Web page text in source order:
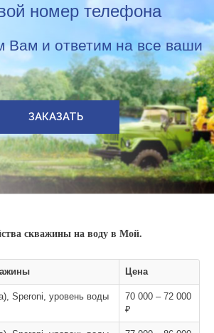
номер телефона
Вам и ответим на все ваши
ЗАКАЗАТЬ
скважины на воду в Мой.
Цена
Speroni, уровень воды
70 000 – 72 000
₽